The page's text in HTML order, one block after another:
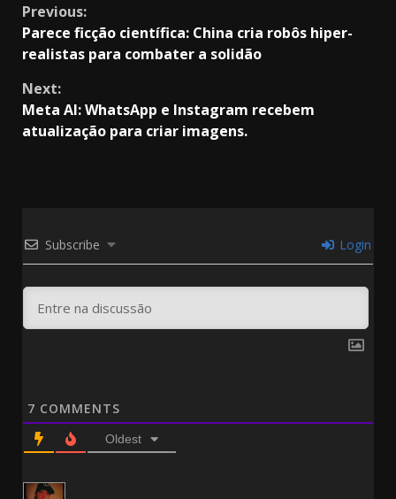
Continue
Reading
Previous:
Parece ficção científica: China cria robôs hiper-
realistas para combater a solidão
Next:
Meta AI: WhatsApp e Instagram recebem
atualização para criar imagens.
Subscribe Login
7 COMMENTS
Oldest